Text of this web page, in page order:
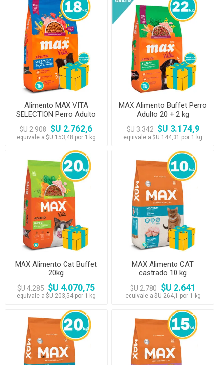
Alimento MAX VITA
SELECTION Perro Adulto
18KG
$U 2.908 $U 2.762,6
equivale a $U 153,48 por 1 kg
MAX Alimento Buffet Perro
Adulto 20 + 2 kg
$U 3.342 $U 3.174,9
equivale a $U 144,31 por 1 kg
MAX Alimento Cat Buffet
20kg
$U 4.285 $U 4.070,75
equivale a $U 203,54 por 1 kg
MAX Alimento CAT
castrado 10 kg
$U 2.780 $U 2.641
equivale a $U 264,1 por 1 kg